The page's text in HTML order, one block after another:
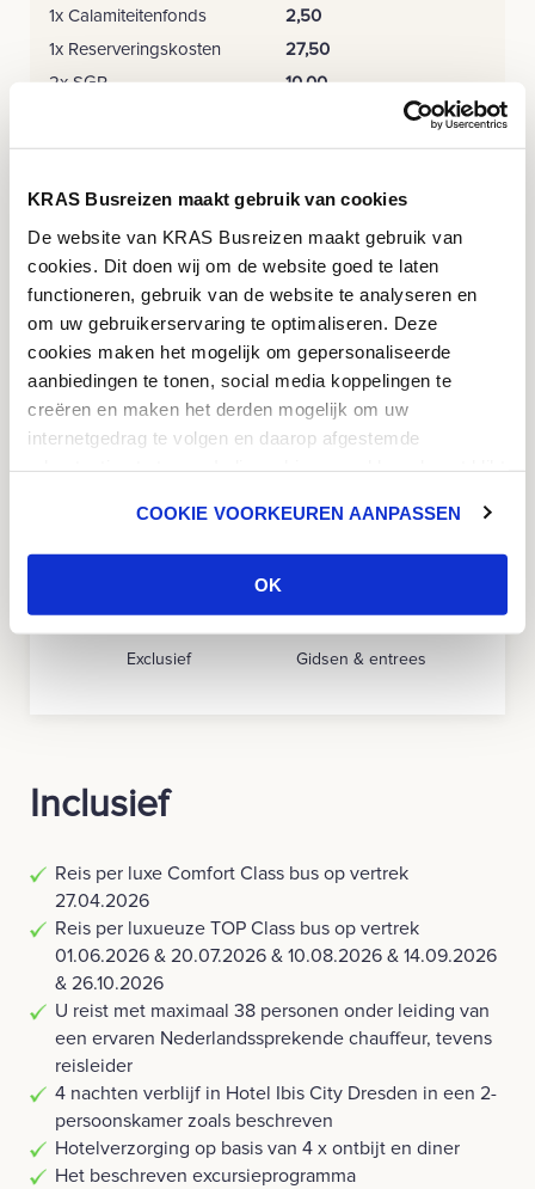
KRAS Busreizen maakt gebruik van cookies
De website van KRAS Busreizen maakt gebruik van
cookies. Dit doen wij om de website goed te laten
functioneren, gebruik van de website te analyseren en
om uw gebruikerservaring te optimaliseren. Deze
cookies maken het mogelijk om gepersonaliseerde
aanbiedingen te tonen, social media koppelingen te
creëren en maken het derden mogelijk om uw
internetgedrag te volgen en daarop afgestemde
te passen. U klikt dan op 'cookie voorkeuren aanpassen'.
Meer informatie over cookies vind u in onsCookie
COOKIE VOORKEUREN AANPASSEN
OK
1x Calamiteitenfonds
2,50
1x Reserveringskosten
27,50
2x SGR
10,00
p.p.p.d.
Terug Reis boeken
8.2 ZEER GOEDE REIS
Exclusief Gidsen & entrees
Inclusief
Reis per luxe Comfort Class bus op vertrek
27.04.2026
Reis per luxueuze TOP Class bus op vertrek
01.06.2026 & 20.07.2026 & 10.08.2026 & 14.09.2026
& 26.10.2026
U reist met maximaal 38 personen onder leiding van
een ervaren Nederlandssprekende chauffeur, tevens
reisleider
4 nachten verblijf in Hotel Ibis City Dresden in een 2-
persoonskamer zoals beschreven
Hotelverzorging op basis van 4 x ontbijt en diner
Het beschreven excursieprogramma